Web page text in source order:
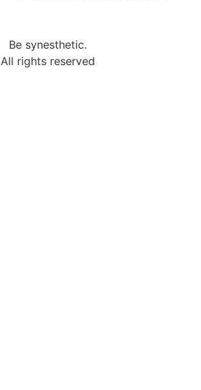
Be synesthetic.
All rights reserved